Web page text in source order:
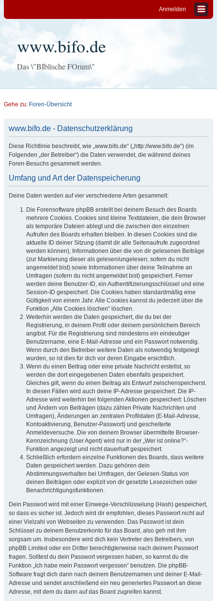
Anmelden
www.bifo.de
Das \"BIblische FOrum\"
Gehe zu: Foren-Übersicht
www.bifo.de - Datenschutzerklärung
Diese Richtlinie beschreibt, wie „www.bifo.de“ („http://www.bifo.de“) (im
Folgenden „der Betreiber“) die Daten verwendet, die während deines
Foren-Besuchs gesammelt werden.
Umfang und Art der Datenspeicherung
Deine Daten werden auf vier verschiedene Arten gesammelt:
Die Forensoftware phpBB erstellt bei deinem Besuch des Boards
mehrere Cookies. Cookies sind kleine Textdateien, die dein Browser
als temporäre Dateien ablegt und die zwischen den einzelnen
Aufrufen des Boards erhalten bleiben. In diesen Cookies sind die
aktuelle ID deiner Sitzung (damit dir alle Seitenaufrufe zugeordnet
werden können), Informationen über die von dir gelesenen Beiträge
(zur Markierung dieser als gelesen/ungelesen; sofern du nicht
angemeldet bist) sowie Informationen über deine Teilnahme an
Umfragen (sofern du nicht angemeldet bist) gespeichert. Ferner
werden deine Benutzer-ID, ein Authentifizierungsschlüssel und eine
Session-ID gespeichert. Die Cookies haben standardmäßig eine
Gültigkeit von einem Jahr. Alle Cookies kannst du jederzeit über die
Funktion „Alle Cookies löschen“ löschen.
Weiterhin werden die Daten gespeichert, die du bei der
Registrierung, in deinem Profil oder deinem persönlichem Bereich
angibst. Für die Registrierung sind mindestens ein eindeutiger
Benutzername, eine E-Mail-Adresse und ein Passwort notwendig.
Wenn durch den Betreiber weitere Daten als notwendig festgelegt
wurden, so ist dies für dich vor deren Eingabe ersichtlich.
Wenn du einen Beitrag oder eine private Nachricht erstellst, so
werden die dort eingegebenen Daten ebenfalls gespeichert.
Gleiches gilt, wenn du einen Beitrag als Entwurf zwischenspeicherst.
In diesen Fällen wird auch deine IP-Adresse gespeichert. Die IP-
Adresse wird weiterhin bei folgenden Aktionen gespeichert: Löschen
und Ändern von Beiträgen (dazu zählen Private Nachrichten und
Umfragen), Änderungen an zentralen Profildaten (E-Mail-Adresse,
Kontoaktivierung, Benutzer-Passwort) und gescheiterte
Anmeldeversuche. Die von deinem Browser übermittelte Browser-
Kennzeichnung (User Agent) wird nur in der „Wer ist online?“-
Funktion angezeigt und nicht dauerhaft gespeichert.
Schließlich erfordern einzelne Funktionen des Boards, dass weitere
Daten gespeichert werden. Dazu gehören dein
Abstimmungsverhalten bei Umfragen, der Gelesen-Status von
deinen Beiträgen oder explizit von dir gesetzte Lesezeichen oder
Benachrichtigungsfunktionen.
Dein Passwort wird mit einer Einwege-Verschlüsselung (Hash) gespeichert,
so dass es sicher ist. Jedoch wird dir empfohlen, dieses Passwort nicht auf
einer Vielzahl von Webseiten zu verwenden. Das Passwort ist dein
Schlüssel zu deinem Benutzerkonto für das Board, also geh mit ihm
sorgsam um. Insbesondere wird dich kein Vertreter des Betreibers, von
phpBB Limited oder ein Dritter berechtigterweise nach deinem Passwort
fragen. Solltest du dein Passwort vergessen haben, so kannst du die
Funktion „Ich habe mein Passwort vergessen“ benutzen. Die phpBB-
Software fragt dich dann nach deinem Benutzernamen und deiner E-Mail-
Adresse und sendet anschließend ein neu generiertes Passwort an diese
Adresse, mit dem du dann auf das Board zugreifen kannst.